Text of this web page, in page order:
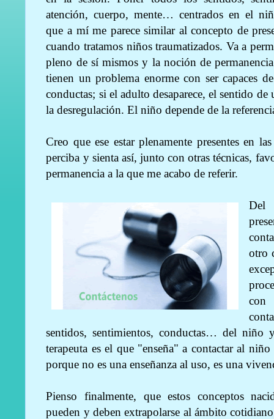
atención, cuerpo, mente… centrados en el
que a mí me parece similar al concepto de
cuando tratamos niños traumatizados. Va a
pleno de sí mismos y la noción de
tienen un problema enorme con ser capaces
conductas; si el adulto desaparece, el sentido
la desregulación. El niño depende de la
Creo que ese estar plenamente presentes en
perciba y sienta así, junto con otras técnicas,
permanencia a la que me acabo de referir.
Del
otro
con
sentidos, sentimientos, conductas… del niño
terapeuta es el que "enseña" a contactar al
porque no es una enseñanza al uso, es una
Pienso finalmente, que estos conceptos
pueden y deben extrapolarse al ámbito